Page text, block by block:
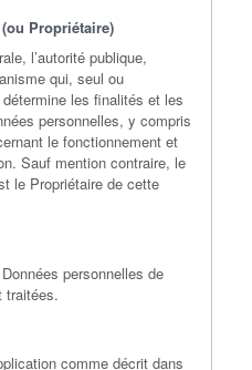
Propriétaire)
l’autorité publique,
qui, seul ou
les finalités et les
personnelles, y compris
le fonctionnement et
Sauf mention contraire, le
le Propriétaire de cette
personnelles de
traitées.
comme décrit dans